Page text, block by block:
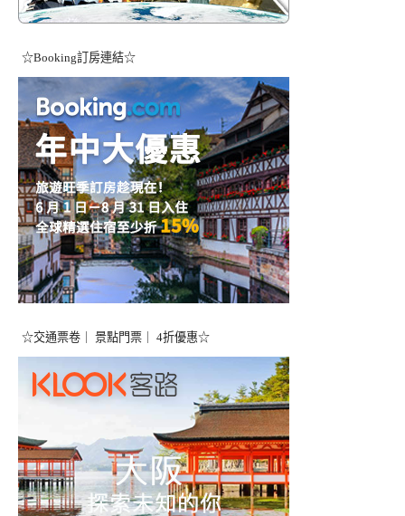
☆Booking訂房連結☆
☆交通票卷｜ 景點門票｜ 4折優惠☆